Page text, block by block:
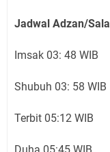
Jadwal Adzan/
Imsak 03: 48 WIB
Shubuh 03: 58 WIB
Terbit 05:12 WIB